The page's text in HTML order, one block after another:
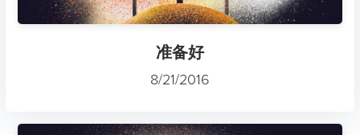
准备好
8/21/2016